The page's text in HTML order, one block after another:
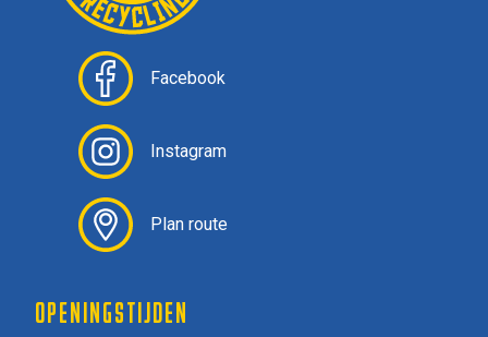
Facebook
Instagram
Plan route
OPENINGSTIJDEN